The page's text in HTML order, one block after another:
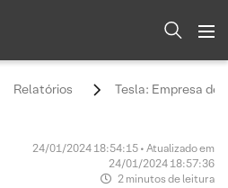
Relatórios Tesla: Empresa de
24/01/2024 18:54:15 • Atualizado em
24/01/2024 18:57:36
2 minutos de leitura